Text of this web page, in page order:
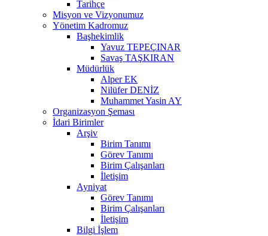
Tarihçe
Misyon ve Vizyonumuz
Yönetim Kadromuz
Başhekimlik
Yavuz TEPEÇINAR
Savaş TAŞKIRAN
Müdürlük
Alper EK
Nilüfer DENİZ
Muhammet Yasin AY
Organizasyon Şeması
İdari Birimler
Arşiv
Birim Tanımı
Görev Tanımı
Birim Çalışanları
İletişim
Ayniyat
Görev Tanımı
Birim Çalışanları
İletişim
Bilgi İşlem